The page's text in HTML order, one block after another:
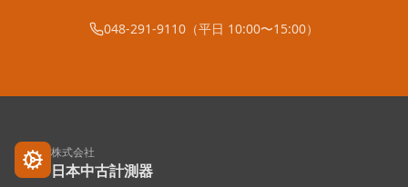
048-291-9110（平日 10:00〜15:00）
株式会社
日本中古計測器